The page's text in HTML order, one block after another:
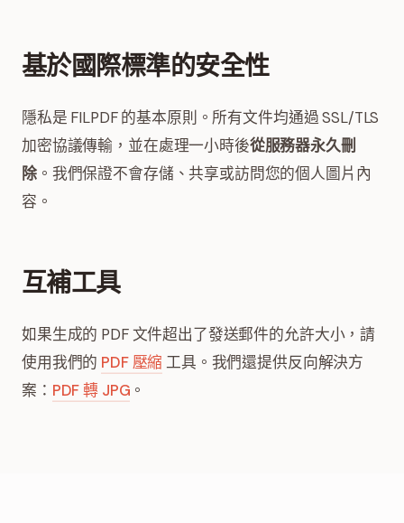
基於國際標準的安全性
隱私是 FILPDF 的基本原則。所有文件均通過 SSL/TLS
加密協議傳輸，並在處理一小時後從服務器永久刪
除。我們保證不會存儲、共享或訪問您的個人圖片內
容。
互補工具
如果生成的 PDF 文件超出了發送郵件的允許大小，請
使用我們的 PDF 壓縮 工具。我們還提供反向解決方
案： PDF 轉 JPG 。